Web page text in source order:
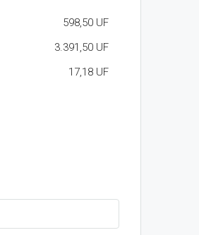
598,50 UF
3.391,50 UF
17,18 UF